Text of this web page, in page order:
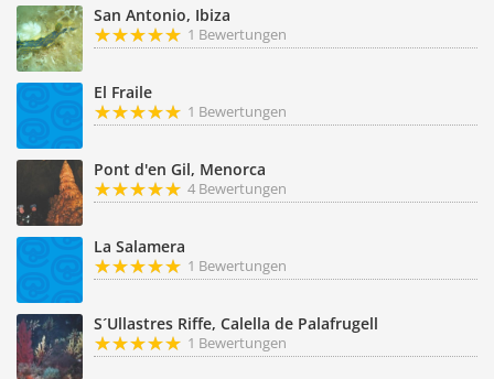
San Antonio, Ibiza
1 Bewertungen
El Fraile
1 Bewertungen
Pont d'en Gil, Menorca
4 Bewertungen
La Salamera
1 Bewertungen
S´Ullastres Riffe, Calella de Palafrugell
1 Bewertungen